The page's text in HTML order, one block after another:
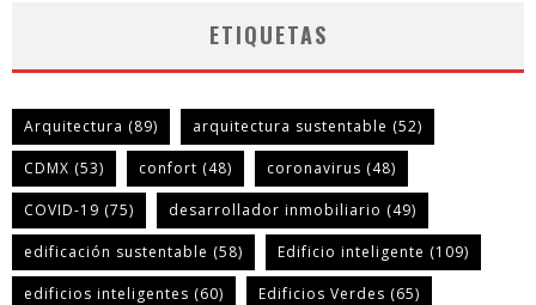
ETIQUETAS
Arquitectura (89) arquitectura sustentable (52)
CDMX (53) confort (48) coronavirus (48)
COVID-19 (75) desarrollador inmobiliario (49)
edificación sustentable (58) Edificio inteligente (109)
edificios inteligentes (60) Edificios Verdes (65)